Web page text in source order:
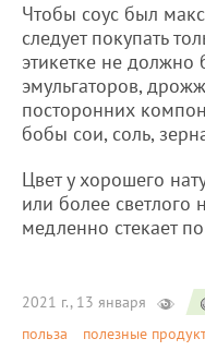
Чтобы соус был
следует покупать
этикетке не должно
эмульгаторов,
посторонних
бобы сои, соль,
Цвет у хорошего
или более светлого
медленно стекает
2021 г., 13 января
польза
полезные